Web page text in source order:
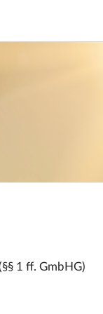
1 ff. GmbHG)